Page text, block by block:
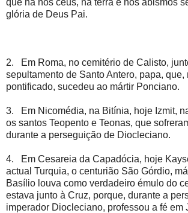
glória de Deus Pai.
2. Em Roma, no cemitério de Calisto,
sepultamento de Santo Antero, papa, que,
pontificado, sucedeu ao mártir Ponciano.
3. Em Nicomédia, na Bitínia, hoje Izmit,
os santos Teopento e Teonas, que
durante a perseguição de Diocleciano.
4. Em Cesareia da Capadócia, hoje
actual Turquia, o centurião São Górdio,
Basílio louva como verdadeiro émulo do
estava junto à Cruz, porque, durante a
imperador Diocleciano, professou a fé em